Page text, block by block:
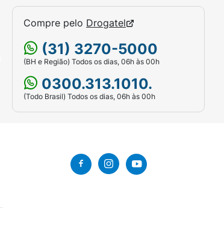
Compre pelo Drogatel
(31) 3270-5000
(BH e Região) Todos os dias, 06h às 00h
0300.313.1010.
(Todo Brasil) Todos os dias, 06h às 00h